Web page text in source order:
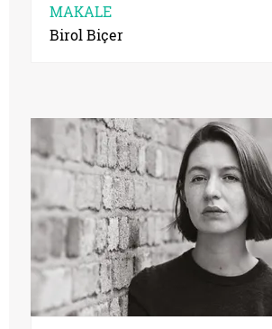
MAKALE
Birol Biçer